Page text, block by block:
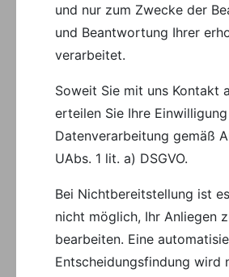
und nur zum Zwecke der
und Beantwortung Ihrer
verarbeitet.
Soweit Sie mit uns Kontakt
erteilen Sie Ihre
Datenverarbeitung gemäß
UAbs. 1 lit. a) DSGVO.
Bei Nichtbereitstellung ist
nicht möglich, Ihr Anliegen
bearbeiten. Eine
Entscheidungsfindung wird